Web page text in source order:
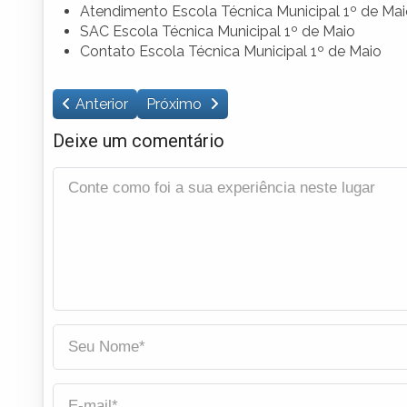
Atendimento Escola Técnica Municipal 1º de
SAC Escola Técnica Municipal 1º de Maio
Contato Escola Técnica Municipal 1º de Maio
Anterior Próximo
Deixe um comentário